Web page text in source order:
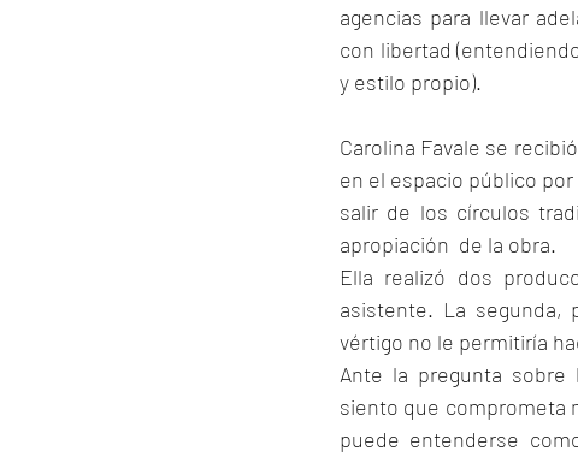
agencias para llevar
con libertad
y estilo propio).
Carolina Favale se
en el espacio público
salir de los círculos
apropiación  de la obra.
Ella realizó dos
asistente. La segunda,
vértigo no le permitiría
Ante la pregunta sobre
siento que comprometa
puede entenderse